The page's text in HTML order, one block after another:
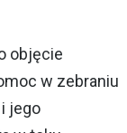
objęcie
w zebraniu
jego